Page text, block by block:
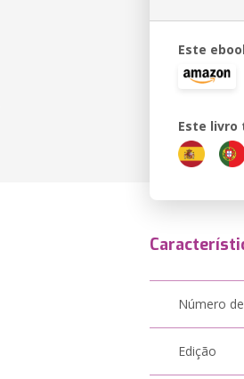
Este
Este livro
Número
Edição